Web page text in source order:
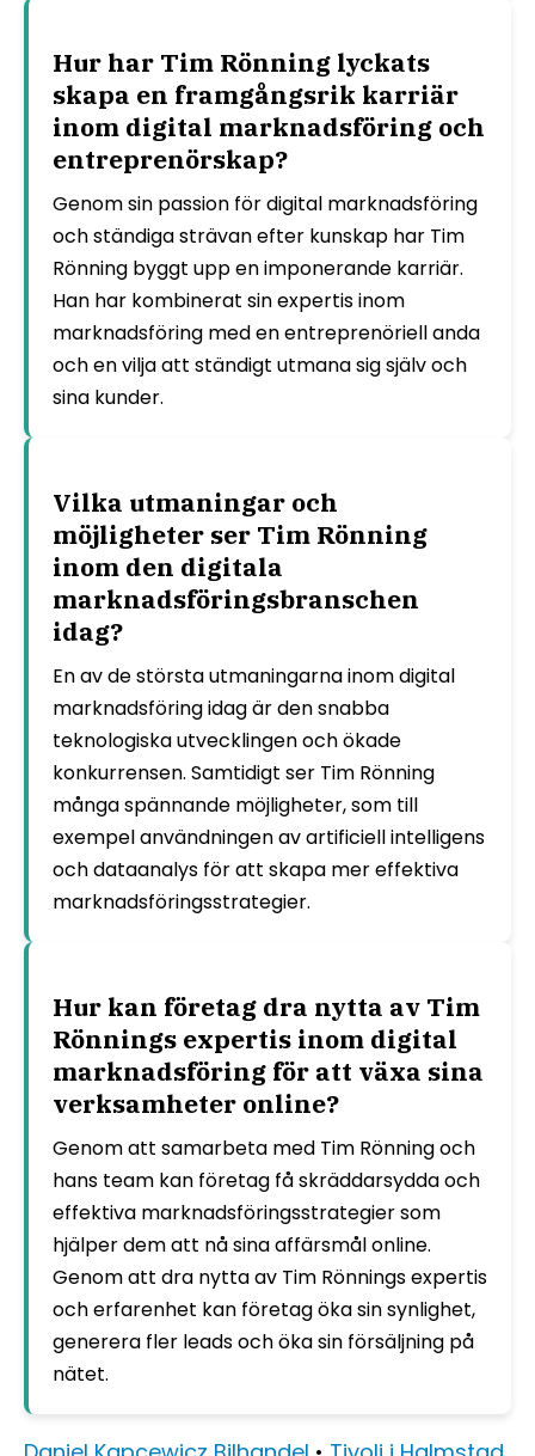
Hur har Tim Rönning lyckats
skapa en framgångsrik karriär
inom digital marknadsföring och
entreprenörskap?
Genom sin passion för digital marknadsföring
och ständiga strävan efter kunskap har Tim
Rönning byggt upp en imponerande karriär.
Han har kombinerat sin expertis inom
marknadsföring med en entreprenöriell anda
och en vilja att ständigt utmana sig själv och
sina kunder.
Vilka utmaningar och
möjligheter ser Tim Rönning
inom den digitala
marknadsföringsbranschen
idag?
En av de största utmaningarna inom digital
marknadsföring idag är den snabba
teknologiska utvecklingen och ökade
konkurrensen. Samtidigt ser Tim Rönning
många spännande möjligheter, som till
exempel användningen av artificiell intelligens
och dataanalys för att skapa mer effektiva
marknadsföringsstrategier.
Hur kan företag dra nytta av Tim
Rönnings expertis inom digital
marknadsföring för att växa sina
verksamheter online?
Genom att samarbeta med Tim Rönning och
hans team kan företag få skräddarsydda och
effektiva marknadsföringsstrategier som
hjälper dem att nå sina affärsmål online.
Genom att dra nytta av Tim Rönnings expertis
och erfarenhet kan företag öka sin synlighet,
generera fler leads och öka sin försäljning på
nätet.